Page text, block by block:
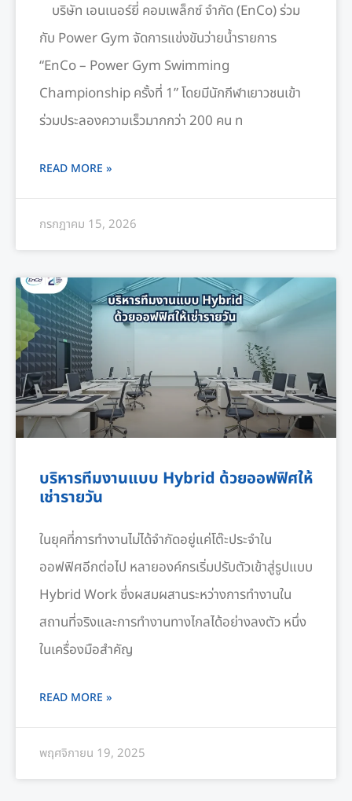
บริษัท เอนเนอร์ยี่ คอมเพล็กซ์ จำกัด (EnCo) ร่วม
กับ Power Gym จัดการแข่งขันว่ายน้ำรายการ
“EnCo – Power Gym Swimming
Championship ครั้งที่ 1” โดยมีนักกีฬาเยาวชนเข้า
ร่วมประลองความเร็วมากกว่า 200 คน ท
READ MORE »
กรกฎาคม 15, 2026
บริหารทีมงานแบบ Hybrid ด้วยออฟฟิศให้
เช่ารายวัน
ในยุคที่การทำงานไม่ได้จำกัดอยู่แค่โต๊ะประจำใน
ออฟฟิศอีกต่อไป หลายองค์กรเริ่มปรับตัวเข้าสู่รูปแบบ
Hybrid Work ซึ่งผสมผสานระหว่างการทำงานใน
สถานที่จริงและการทำงานทางไกลได้อย่างลงตัว หนึ่ง
ในเครื่องมือสำคัญ
READ MORE »
พฤศจิกายน 19, 2025